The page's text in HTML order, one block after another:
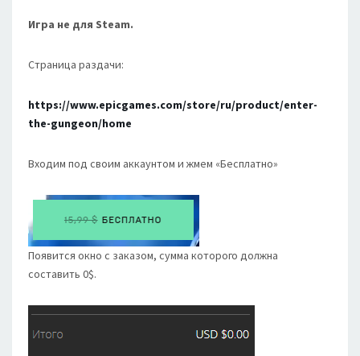
Игра не для Steam.
Страница раздачи:
https://www.epicgames.com/store/ru/product/enter-
the-gungeon/home
Входим под своим аккаунтом и жмем «Бесплатно»
Появится окно с заказом, сумма которого должна
составить 0$.